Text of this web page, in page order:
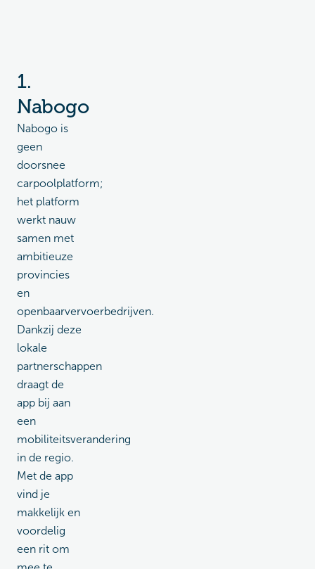
1.
Nabogo
Nabogo is
geen
doorsnee
carpoolplatform;
het platform
werkt nauw
samen met
ambitieuze
provincies
en
openbaarvervoerbedrijven.
Dankzij deze
lokale
partnerschappen
draagt de
app bij aan
een
mobiliteitsverandering
in de regio.
Met de app
vind je
makkelijk en
voordelig
een rit om